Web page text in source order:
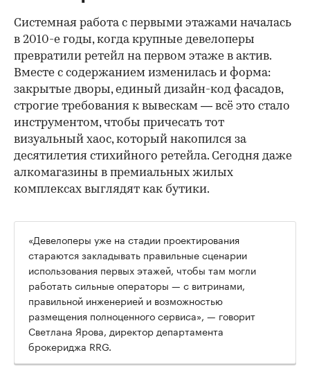
Системная работа с первыми этажами началась
в 2010-е годы, когда крупные девелоперы
превратили ретейл на первом этаже в актив.
Вместе с содержанием изменилась и форма:
закрытые дворы, единый дизайн-код фасадов,
строгие требования к вывескам — всё это стало
инструментом, чтобы причесать тот
визуальный хаос, который накопился за
десятилетия стихийного ретейла. Сегодня даже
алкомагазины в премиальных жилых
комплексах выглядят как бутики.
00:00
«Девелоперы уже на стадии проектирования
стараются закладывать правильные сценарии
использования первых этажей, чтобы там могли
работать сильные операторы — с витринами,
правильной инженерией и возможностью
размещения полноценного сервиса», — говорит
Светлана Ярова, директор департамента
брокериджа RRG.